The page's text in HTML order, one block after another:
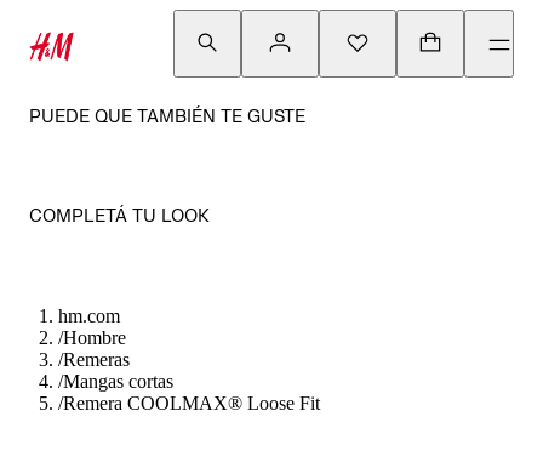
PUEDE QUE TAMBIÉN TE GUSTE
COMPLETÁ TU LOOK
hm.com
/Hombre
/Remeras
/Mangas cortas
/Remera COOLMAX® Loose Fit